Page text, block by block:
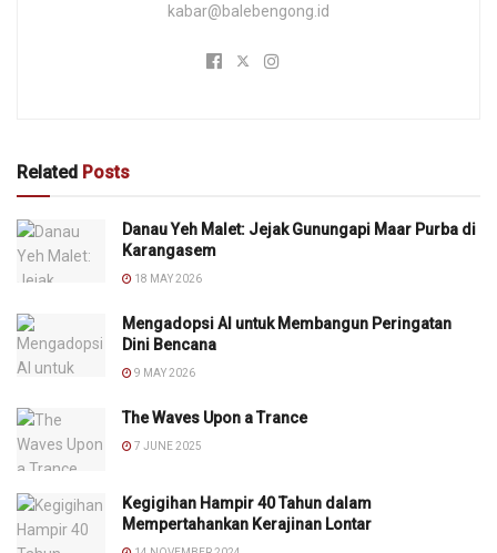
kabar@balebengong.id
Related Posts
Danau Yeh Malet: Jejak Gunungapi Maar Purba di
Karangasem
18 MAY 2026
Mengadopsi AI untuk Membangun Peringatan
Dini Bencana
9 MAY 2026
The Waves Upon a Trance
7 JUNE 2025
Kegigihan Hampir 40 Tahun dalam
Mempertahankan Kerajinan Lontar